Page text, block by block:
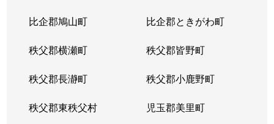
比企郡鳩山町 比企郡ときがわ町
秩父郡横瀬町 秩父郡皆野町
秩父郡長瀞町 秩父郡小鹿野町
秩父郡東秩父村 児玉郡美里町